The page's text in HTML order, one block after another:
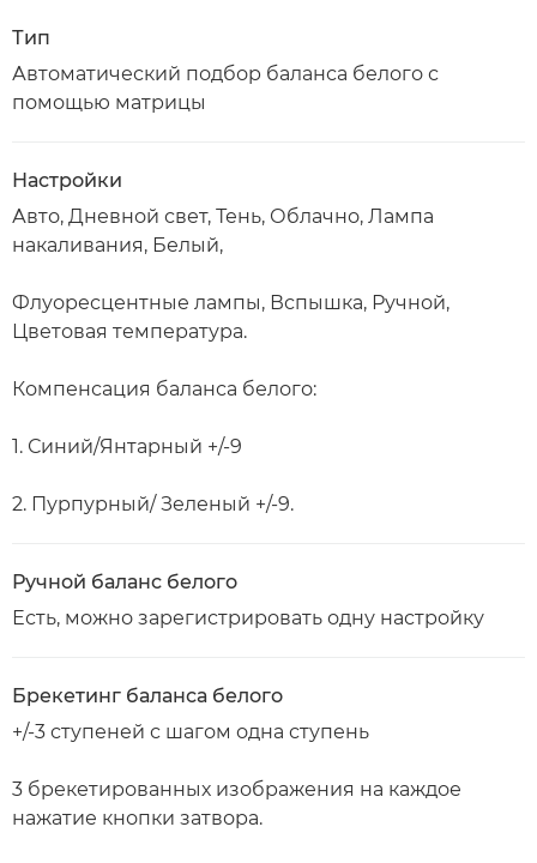
Тип
Автоматический подбор баланса белого с
помощью матрицы
Настройки
Авто, Дневной свет, Тень, Облачно, Лампа
накаливания, Белый,
Флуоресцентные лампы, Вспышка, Ручной,
Цветовая температура.
Компенсация баланса белого:
1. Синий/Янтарный +/-9
2. Пурпурный/ Зеленый +/-9.
Ручной баланс белого
Есть, можно зарегистрировать одну настройку
Брекетинг баланса белого
+/-3 ступеней с шагом одна ступень
3 брекетированных изображения на каждое
нажатие кнопки затвора.